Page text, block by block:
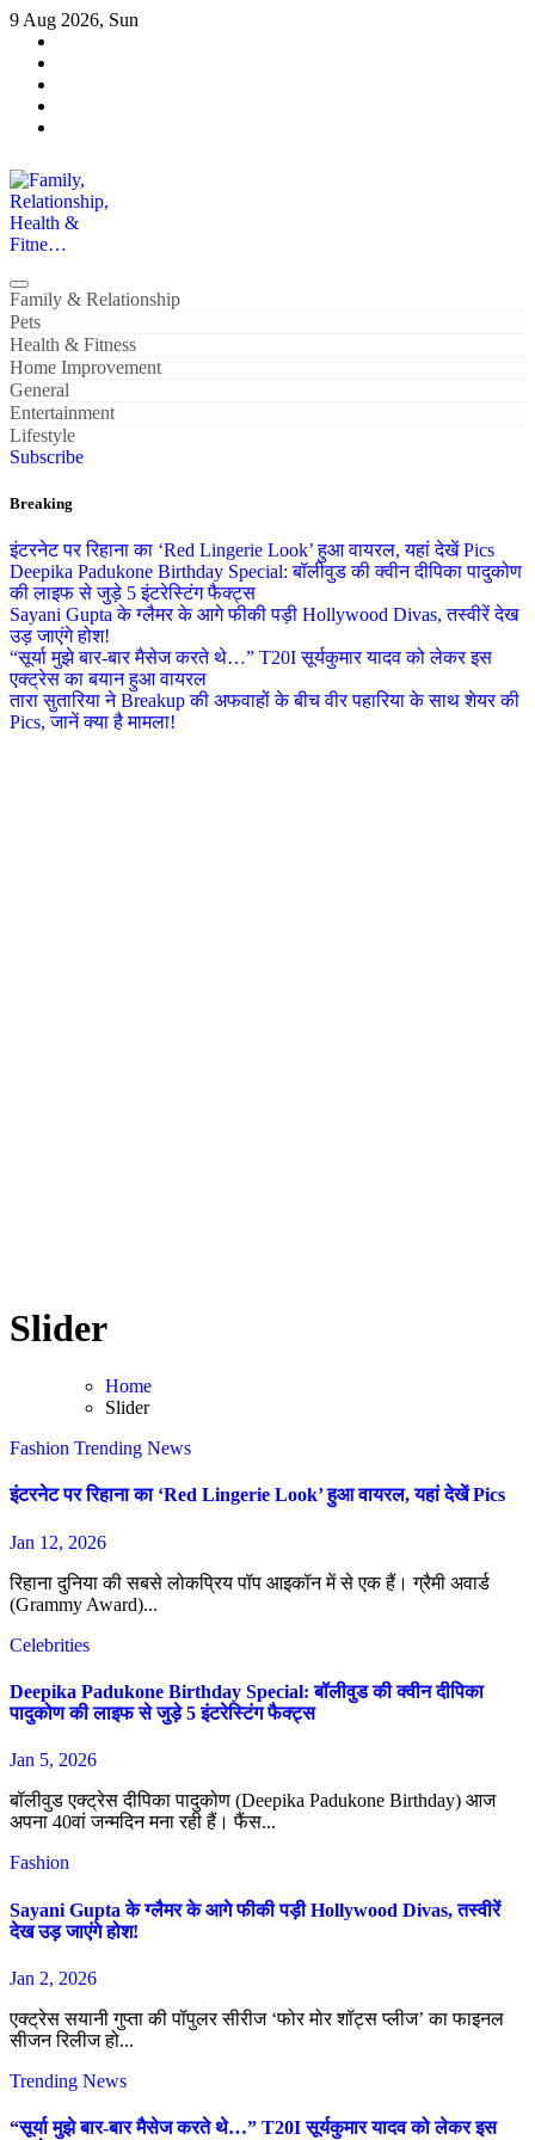
Skip
content
9 Aug 2026, Sun
Family, Relationship, Health & Fitne…
Family & Relationship
Pets
Health & Fitness
Home Improvement
General
Entertainment
Lifestyle
Subscribe
Breaking
इंटरनेट पर रिहाना का ‘Red Lingerie Look’ हुआ वायरल, यहां देखें Pics
Deepika Padukone Birthday Special: बॉलीवुड की क्वीन दीपिका पादुकोण
की लाइफ से जुड़े 5 इंटरेस्टिंग फैक्ट्स
Sayani Gupta के ग्लैमर के आगे फीकी पड़ी Hollywood Divas, तस्वीरें देख
उड़ जाएंगे होश!
“सूर्या मुझे बार-बार मैसेज करते थे…” T20I सूर्यकुमार यादव को लेकर इस
एक्ट्रेस का बयान हुआ वायरल
तारा सुतारिया ने Breakup की अफवाहों के बीच वीर पहारिया के साथ शेयर की
Pics, जानें क्या है मामला!
Slider
Home
Slider
Fashion Trending News
इंटरनेट पर रिहाना का ‘Red Lingerie Look’ हुआ वायरल, यहां देखें Pics
Jan 12, 2026
रिहाना दुनिया की सबसे लोकप्रिय पॉप आइकॉन में से एक हैं। ग्रैमी अवार्ड
(Grammy Award)...
Celebrities
Deepika Padukone Birthday Special: बॉलीवुड की क्वीन दीपिका
पादुकोण की लाइफ से जुड़े 5 इंटरेस्टिंग फैक्ट्स
Jan 5, 2026
बॉलीवुड एक्ट्रेस दीपिका पादुकोण (Deepika Padukone Birthday) आज
अपना 40वां जन्मदिन मना रही हैं। फैंस...
Fashion
Sayani Gupta के ग्लैमर के आगे फीकी पड़ी Hollywood Divas, तस्वीरें
देख उड़ जाएंगे होश!
Jan 2, 2026
एक्ट्रेस सयानी गुप्ता की पॉपुलर सीरीज ‘फोर मोर शॉट्स प्लीज’ का फाइनल
सीजन रिलीज हो...
Trending News
“सूर्या मुझे बार-बार मैसेज करते थे…” T20I सूर्यकुमार यादव को लेकर इस